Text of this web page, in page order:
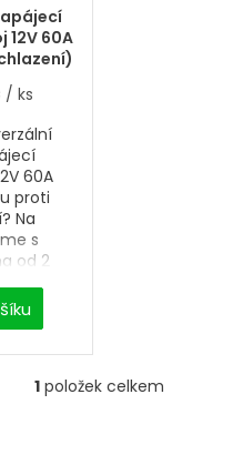
60A
/ ks
60A
proti
Na
s
od 2
O
1položek celkem